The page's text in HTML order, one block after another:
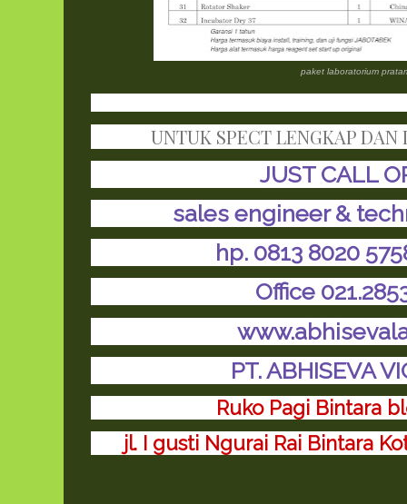
paket laboratorium
UNTUK SPECT LENGKAP DAN
JUST CALL
sales engineer &
hp. 0813 8020
Office
PT. ABHISEVA
Ruko Pagi Bintara
jl. I gusti Ngurai Rai Bintara